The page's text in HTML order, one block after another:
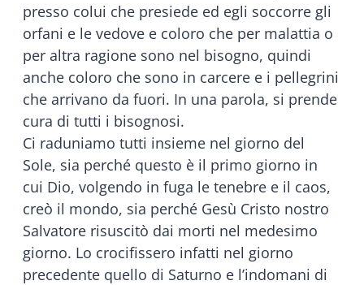
presso colui che presiede ed egli soccorre gli
orfani e le vedove e coloro che per malattia o
per altra ragione sono nel bisogno, quindi
anche coloro che sono in carcere e i pellegrini
che arrivano da fuori. In una parola, si prende
cura di tutti i bisognosi.
Ci raduniamo tutti insieme nel giorno del
Sole, sia perché questo è il primo giorno in
cui Dio, volgendo in fuga le tenebre e il caos,
creò il mondo, sia perché Gesù Cristo nostro
Salvatore risuscitò dai morti nel medesimo
giorno. Lo crocifissero infatti nel giorno
precedente quello di Saturno e l’indomani di